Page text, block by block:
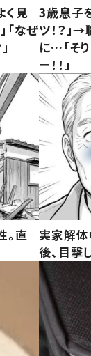
く見
「なぜ
3歳息子
ツ！？」
に…「そ
ー！！」
直
実家解
後、目撃